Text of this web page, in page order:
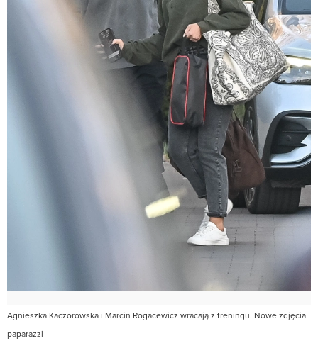
Agnieszka Kaczorowska i Marcin Rogacewicz wracają z treningu. Nowe zdjęcia
paparazzi